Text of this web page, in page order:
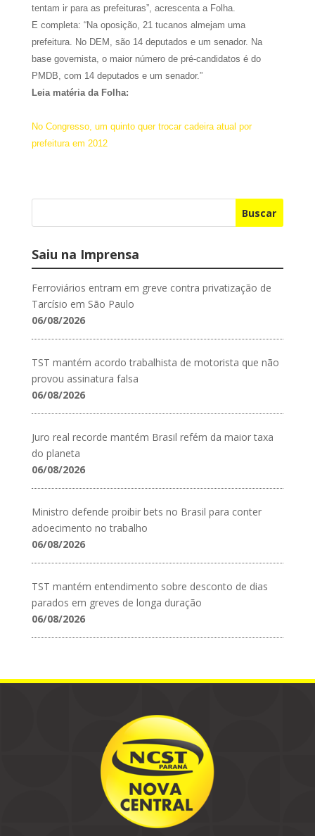
tentam ir para as prefeituras”, acrescenta a Folha.
E completa: “Na oposição, 21 tucanos almejam uma
prefeitura. No DEM, são 14 deputados e um senador. Na
base governista, o maior número de pré-candidatos é do
PMDB, com 14 deputados e um senador.”
Leia matéria da Folha:
No Congresso, um quinto quer trocar cadeira atual por
prefeitura em 2012
Buscar
Saiu na Imprensa
Ferroviários entram em greve contra privatização de
Tarcísio em São Paulo
06/08/2026
TST mantém acordo trabalhista de motorista que não
provou assinatura falsa
06/08/2026
Juro real recorde mantém Brasil refém da maior taxa
do planeta
06/08/2026
Ministro defende proibir bets no Brasil para conter
adoecimento no trabalho
06/08/2026
TST mantém entendimento sobre desconto de dias
parados em greves de longa duração
06/08/2026